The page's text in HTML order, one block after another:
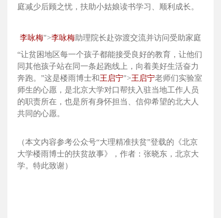
庭减少后顾之忧，扶助小姑娘读书学习、顺利成长。
李咏梅">李咏梅助理院长赴弥渡交流并访问受助家庭
“让贫困地区每一个孩子都能接受良好的教育，让他们
同其他孩子站在同一条起跑线上，向着美好生活奋力
奔跑。”这是楼雨博士和王启宁">王启宁老师们实验室
师生的心愿，是北京大学对口帮扶入驻当地工作人员
的职责所在，也是所有身怀担当、信仰希望的北大人
共同的心愿。
（本文内容参考公众号“大理精准扶贫”登载的《北京
大学楼雨博士的扶贫故事》，作者：张晓东，北京大
学。特此致谢）